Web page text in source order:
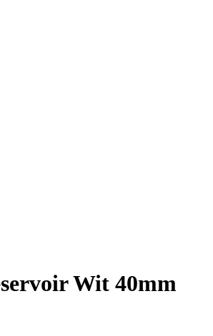
Wit 40mm